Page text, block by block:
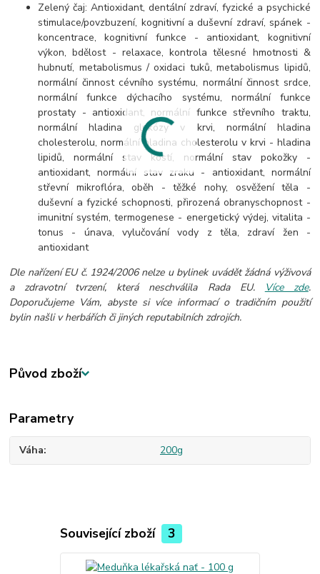
Zelený čaj: Antioxidant, dentální zdraví, fyzické a psychické
stimulace/povzbuzení, kognitivní a duševní zdraví, spánek -
koncentrace, kognitivní funkce - antioxidant, kognitivní
výkon, bdělost - relaxace, kontrola tělesné hmotnosti &
hubnutí, metabolismus / oxidaci tuků, metabolismus lipidů,
normální činnost cévního systému, normální činnost srdce,
normální funkce dýchacího systému, normální funkce
prostaty - antioxidant, normální funkce střevního traktu,
normální hladina glukózy v krvi, normální hladina
cholesterolu, normální hladina cholesterolu v krvi - hladina
lipidů, normální stav kostí, normální stav pokožky -
antioxidant, normální stav zraku - antioxidant, normální
střevní mikroflóra, oběh - těžké nohy, osvěžení těla -
duševní a fyzické schopnosti, přirozená obranyschopnost -
imunitní systém, termogenese - energetický výdej, vitalita -
tonus - únava, vylučování vody z těla, zdraví žen -
antioxidant
Dle nařízení EU č. 1924/2006 nelze u bylinek uvádět žádná výživová
a zdravotní tvrzení, která neschválila Rada EU.
Více zde.
Doporučujeme Vám, abyste si více informací o tradičním použití
bylin našli v herbářích či jiných reputabilních zdrojích.
Původ zboží
Parametry
Váha 200g
Související zboží 3